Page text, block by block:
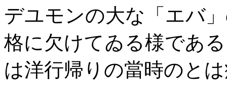
デユモンの大な「エバ
格に欠けてゐる様であ
は洋行帰りの當時のと